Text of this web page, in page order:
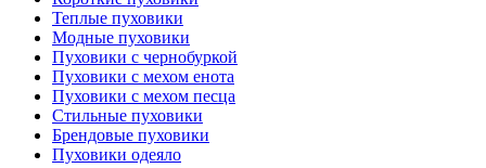
Теплые пуховики
Модные пуховики
Пуховики с чернобуркой
Пуховики с мехом енота
Пуховики с мехом песца
Стильные пуховики
Брендовые пуховики
Пуховики одеяло